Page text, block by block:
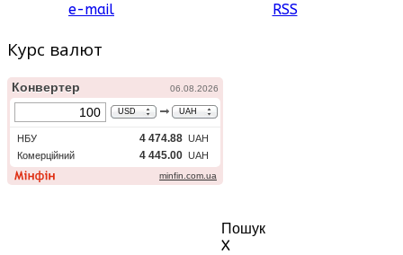
e-mail RSS
Курс валют
Пошук
X